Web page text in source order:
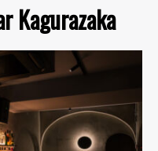
Kagurazaka